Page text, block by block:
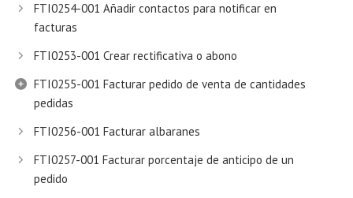
FTI0254-001 Añadir contactos para notificar en
facturas
FTI0253-001 Crear rectificativa o abono
FTI0255-001 Facturar pedido de venta de cantidades
pedidas
FTI0256-001 Facturar albaranes
FTI0257-001 Facturar porcentaje de anticipo de un
pedido